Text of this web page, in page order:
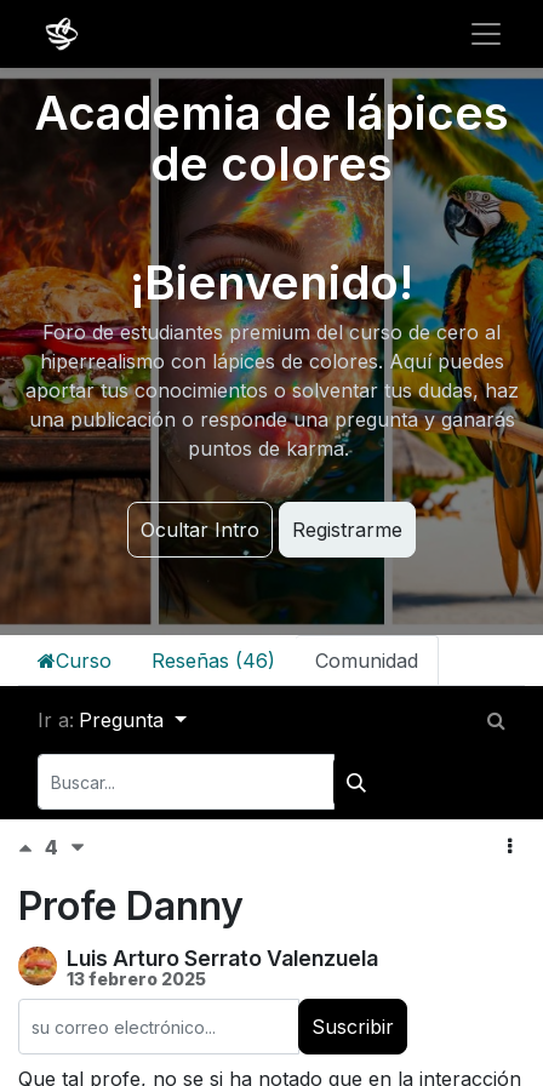
Academia de lápices
de colores
¡Bienvenido!
Foro de estudiantes premium del curso de cero al
hiperrealismo con lápices de colores. Aquí puedes
aportar tus conocimientos o solventar tus dudas, haz
una publicación o responde una pregunta y ganarás
puntos de karma.
Ocultar Intro Registrarme
Curso Reseñas (46) Comunidad
Ir a: Pregunta
4
Profe Danny
Luis Arturo Serrato Valenzuela
13 febrero 2025
Suscribir
Que tal profe, no se si ha notado que en la interacción